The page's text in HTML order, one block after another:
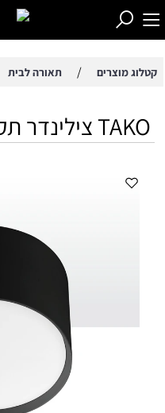
קטלוג מוצרים / תאורה לבית
TAKO צילינדר תקרה 7W 12W 18W